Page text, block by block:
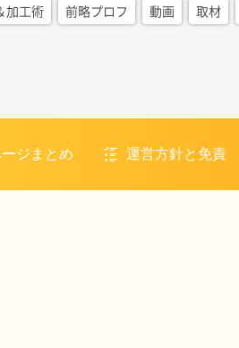
加工術 前略プロフ 動画 取材
ジまとめ 運営方針と免責